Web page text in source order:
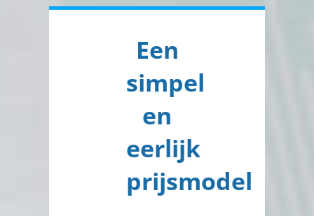
Een
simpel
en
eerlijk
prijsmodel